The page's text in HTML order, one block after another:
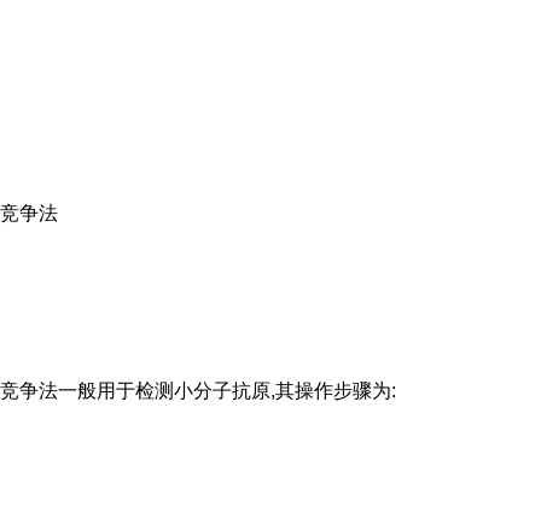
竞争法
竞争法一般用于检测小分子抗原,其操作步骤为: